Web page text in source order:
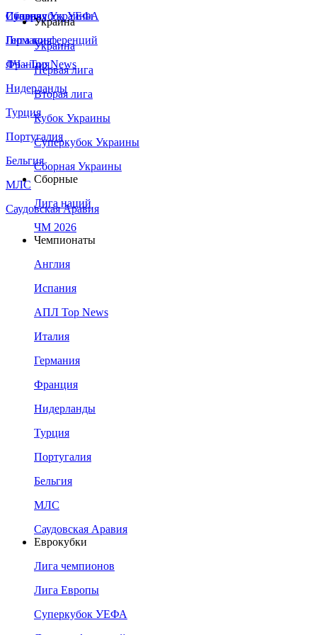
Сборная Украины
Италия
Германия
Франция
Нидерланды
Турция
Португалия
Бельгия
МЛС
Саудовская Аравия
Суперкубок УЕФА
Лига конференций
ЛЧ - Top News
Украина
Украина
Первая лига
Вторая лига
Кубок Украины
Суперкубок Украины
Сборная Украины
Сборные
Лига наций
ЧМ 2026
Чемпионаты
Англия
Испания
АПЛ Top News
Италия
Германия
Франция
Нидерланды
Турция
Португалия
Бельгия
МЛС
Саудовская Аравия
Еврокубки
Лига чемпионов
Лига Европы
Суперкубок УЕФА